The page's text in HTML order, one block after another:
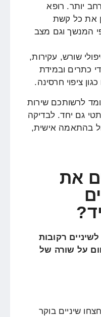
יותר. רופא
את כל קשת
המנשך וגם מצב
שורש, עקירות,
כתרים ובמידת
ציפוי חרסינה.
לרשותכם שירות
גם יחד. לבדיקה
בהתאמה אישית,
את
רקובות
על שורה של
שיניים בוקר